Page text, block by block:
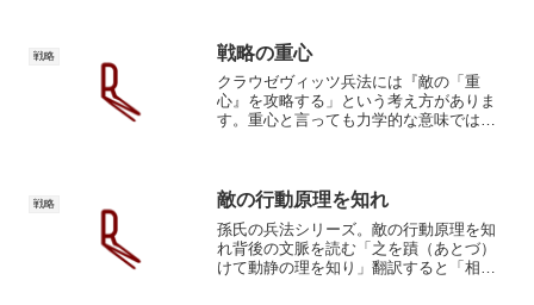
遂行し勝利できるとクラウゼヴィッツは
言うわけです。ボクシング...
戦略 戦略の重心
クラウゼヴィッツ兵法には『敵の「重
心』を攻略する」という考え方がありま
す。重心と言っても力学的な意味ではな
んとなくの説明でしたが、敵...
戦略 敵の行動原理を知れ
孫氏の兵法シリーズ。敵の行動原理を知
れ背後の文脈を読む「之を蹟（あとづ）
けて動静の理を知り」翻訳すると「相手